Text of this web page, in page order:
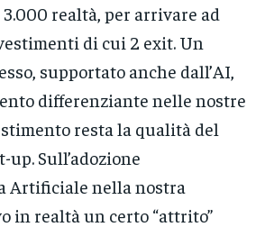
realtà, per arrivare ad
di cui 2 exit. Un
supportato anche dall’AI,
differenziante nelle nostre
resta la qualità del
up. Sull’adozione
Artificiale nella nostra
in realtà un certo “attrito”